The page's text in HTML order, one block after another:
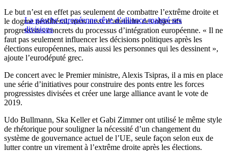
La gauche européenne rêve d’alliance malgré ses
divisions
Le but n’est en effet pas seulement de combattre l’extrême droite et
le dogme néolibéral, mais aussi d’atteindre des objectifs
progressistes concrets du processus d’intégration européenne. « Il ne
faut pas seulement influencer les décisions politiques après les
élections européennes, mais aussi les personnes qui les dessinent »,
ajoute l’eurodéputé grec.
De concert avec le Premier ministre, Alexis Tsipras, il a mis en place
une série d’initiatives pour construire des ponts entre les forces
progressistes divisées et créer une large alliance avant le vote de
2019.
Udo Bullmann, Ska Keller et Gabi Zimmer ont utilisé le même style
de rhétorique pour souligner la nécessité d’un changement du
système de gouvernance actuel de l’UE, seule façon selon eux de
lutter contre un virement à l’extrême droite après les élections.